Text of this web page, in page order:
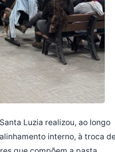
Luzia realizou, ao longo
interno, à troca